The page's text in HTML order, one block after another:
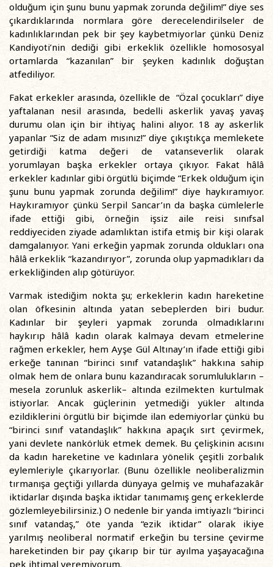
olduğum için şunu bunu yapmak zorunda değilim!” diye ses
çıkardıklarında normlara göre derecelendirilseler de
kadınlıklarından pek bir şey kaybetmiyorlar çünkü Deniz
Kandiyoti’nin dediği gibi erkeklik özellikle homososyal
ortamlarda “kazanılan” bir şeyken kadınlık doğuştan
atfediliyor.
Fakat erkekler arasında, özellikle de “Özal çocukları” diye
yaftalanan nesil arasında, bedelli askerlik yavaş yavaş
durumu olan için bir ihtiyaç halini alıyor. 18 ay askerlik
yapanlar “Siz de adam mısınız!” diye çıkıştıkça memlekete
getirdiği katma değeri de vatanseverlik olarak
yorumlayan başka erkekler ortaya çıkıyor. Fakat hâlâ
erkekler kadınlar gibi örgütlü biçimde “Erkek olduğum için
şunu bunu yapmak zorunda değilim!” diye haykıramıyor.
Haykıramıyor çünkü Serpil Sancar’ın da başka cümlelerle
ifade ettiği gibi, örneğin işsiz aile reisi sınıfsal
reddiyeciden ziyade adamlıktan istifa etmiş bir kişi olarak
damgalanıyor. Yani erkeğin yapmak zorunda oldukları ona
hâlâ erkeklik “kazandırıyor”, zorunda olup yapmadıkları da
erkekliğinden alıp götürüyor.
Varmak istediğim nokta şu; erkeklerin kadın hareketine
olan öfkesinin altında yatan sebeplerden biri budur.
Kadınlar bir şeyleri yapmak zorunda olmadıklarını
haykırıp hâlâ kadın olarak kalmaya devam etmelerine
rağmen erkekler, hem Ayşe Gül Altınay’ın ifade ettiği gibi
erkeğe tanınan “birinci sınıf vatandaşlık” hakkına sahip
olmak hem de onlara bunu kazandıracak sorumlulukların –
mesela zorunluk askerlik– altında ezilmekten kurtulmak
istiyorlar. Ancak güçlerinin yetmediği yükler altında
ezildiklerini örgütlü bir biçimde ilan edemiyorlar çünkü bu
“birinci sınıf vatandaşlık” hakkına apaçık sırt çevirmek,
yani devlete nankörlük etmek demek. Bu çelişkinin acısını
da kadın hareketine ve kadınlara yönelik çeşitli zorbalık
eylemleriyle çıkarıyorlar. (Bunu özellikle neoliberalizmin
tırmanışa geçtiği yıllarda dünyaya gelmiş ve muhafazakâr
iktidarlar dışında başka iktidar tanımamış genç erkeklerde
gözlemleyebilirsiniz.) O nedenle bir yanda imtiyazlı “birinci
sınıf vatandaş,” öte yanda “ezik iktidar” olarak ikiye
yarılmış neoliberal normatif erkeğin bu tersine çevirme
hareketinden bir pay çıkarıp bir tür ayılma yaşayacağına
pek ihtimal veremiyorum.